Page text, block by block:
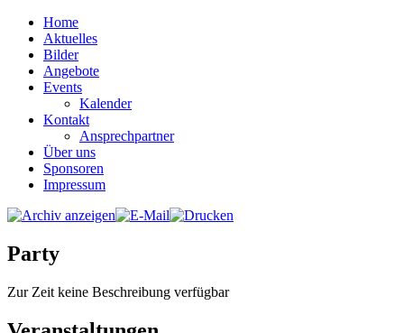
Home
Aktuelles
Bilder
Angebote
Events
Kalender
Kontakt
Ansprechpartner
Über uns
Sponsoren
Impressum
Party
Zur Zeit keine Beschreibung verfügbar